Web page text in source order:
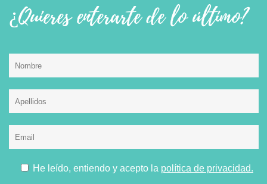
¿Quieres enterarte de lo último?
He leído, entiendo y acepto la política de privacidad.